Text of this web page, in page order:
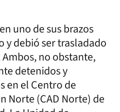
uno de sus brazos
debió ser trasladado
no obstante,
detenidos y
en el Centro de
Norte (CAD Norte) de